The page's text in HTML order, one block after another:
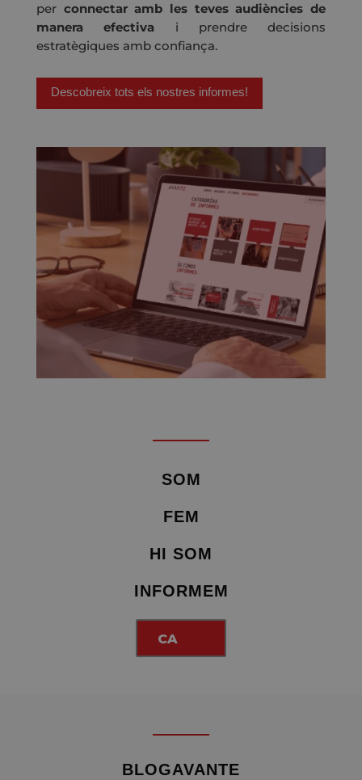
per connectar amb les teves audiències de
manera efectiva i prendre decisions
estratègiques amb confiança.
Descobreix tots els nostres informes!
SOM
FEM
HI SOM
INFORMEM
CA
BLOGAVANTE